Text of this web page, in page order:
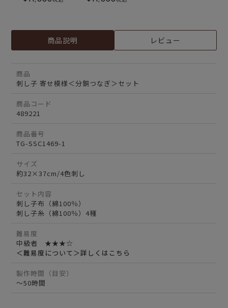
商品説明 レビュー
商品
刺し子 寄せ模様＜分銅つなぎ＞セット
商品コード
489221
商品番号
TG-SSC1469-1
サイズ
約32×37cm/4色刺し
セット内容
刺し子布（綿100％）
刺し子糸（綿100％）4種
難易度
中級者 ★★★☆
＜難易度について＞詳しくはこちら
製作時間（目安）
～50時間